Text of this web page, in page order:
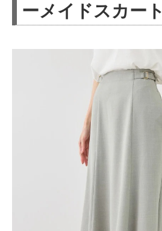
ーメイドスカート